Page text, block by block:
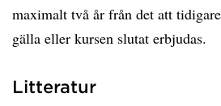
maximalt två år från det att
gälla eller kursen slutat erbjudas.
Litteratur